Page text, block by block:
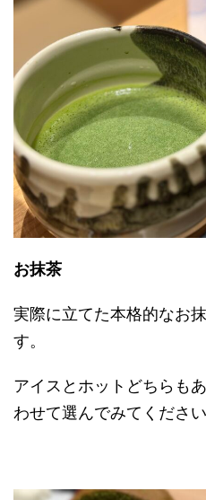
お抹茶
実際に立てた本格的なお
す。
アイスとホットどちらも
わせて選んでみてください